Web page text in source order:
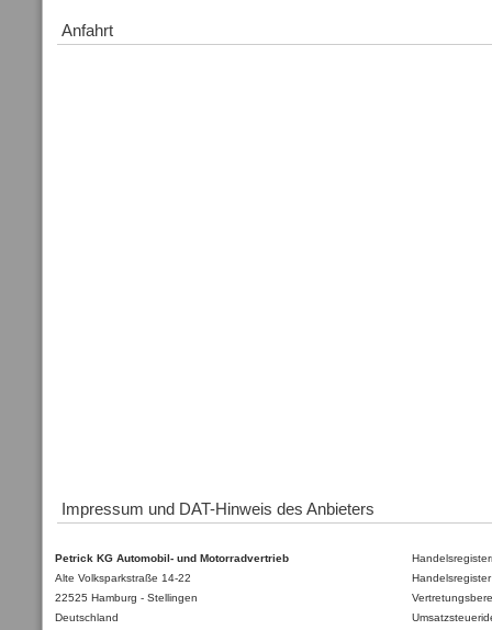
Anfahrt
Impressum und DAT-Hinweis des Anbieters
Petrick KG Automobil- und Motorradvertrieb
Alte Volksparkstraße 14-22
22525 Hamburg - Stellingen
Deutschland